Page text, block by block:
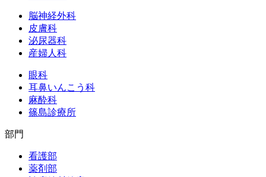
脳神経外科
皮膚科
泌尿器科
産婦人科
眼科
耳鼻いんこう科
麻酔科
篠島診療所
部門
看護部
薬剤部